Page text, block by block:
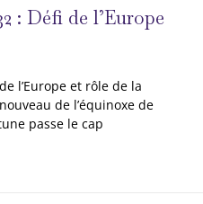
: Défi de l’Europe
l’Europe et rôle de la
de l’équinoxe de
passe le cap